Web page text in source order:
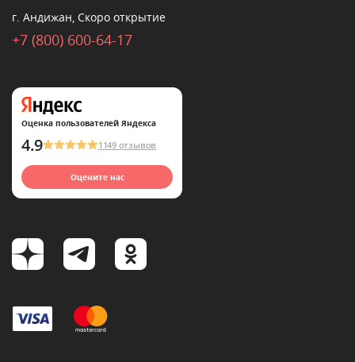
г. Андижан, Скоро открытие
+7 (800) 600-64-17
Оценка пользователей Яндекса
4.9 1149 отзывов
Оцените нас